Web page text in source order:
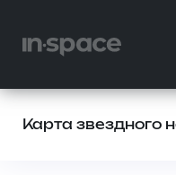
Карта звездного